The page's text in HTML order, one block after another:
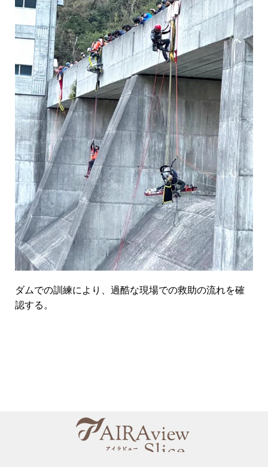
ダムでの訓練により、過酷な現場での救助の流れを確
認する。